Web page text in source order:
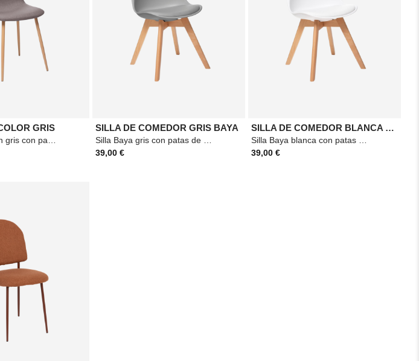
GRIS
Silla tapizada en gris con patas de acero. Estructura de madera contrachapada. Patas de
SILLA DE COMEDOR GRIS BAYA
Silla Baya gris con patas de haya con cojín. Asiento de polipropileno, revestido de
39,00 €
SILLA DE COMEDOR BLANCA BAYA
Silla Baya blanca con patas de haya. Asiento de polipropileno, revestido de poliuretano.
39,00 €